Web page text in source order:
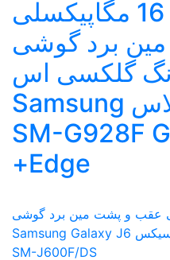
ماژول دوربین 16 مگاپیکسلی
برد گوشی
گلکسی اس
سیکس اج پلاس Samsung
SM-G928F
Edge+